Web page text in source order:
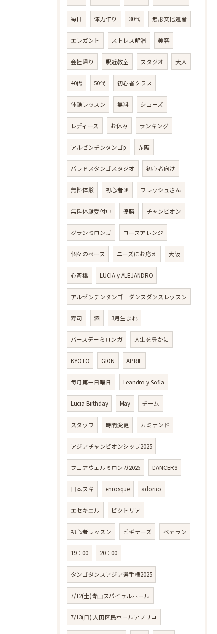
毎日 体力作り 30代 無形文化遺産
エレガント ストレス解消 美容
会社帰り 駅近教室 スタジオ 大人
40代 50代 初心者クラス
体験レッスン 無料 シューズ
レディース お休み ランキング
アルゼンチンタンゴp 赤阪
パラドスタンゴスタジオ 初心者向け
無料体験 初心者🔰 フレッシュさん
無料体験受付中 優勝 チャンピオン
グランミロンガ コースアレンジ
個々のペース ニーズにお応え 大阪
心斎橋 LUCIA y ALEJANDRO
アルゼンチンタンゴ ダンスダンスレッスン
寿司 酒 3月生まれ
バースデーミロンガ 人生を豊かに
KYOTO GION APRIL
毎月第一日曜日 Leandro y Sofia
Lucia Birthday May チーム
スタッフ 時間変更 カミナンド
アジアチャンピオンシップ2025
フェアウェルミロンガ2025 DANCERS
日本スキ enrosque adorno
エセキエル ビクトリア
初心者レッスン ビギナーズ ベテラン
19：00 20：00
タンゴダンスアジア選手権2025
7/12(土)青山スパイラルホール
7/13(日) 大田区民ホールアプリコ